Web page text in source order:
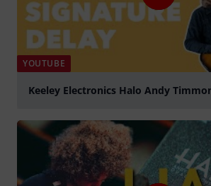
YOUTUBE
Keeley Electronics Halo Andy